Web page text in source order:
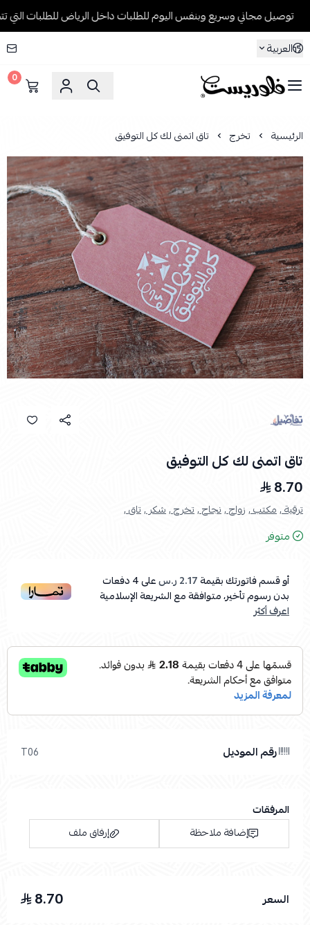
توصيل مجاني وسريع وبنفس اليوم للطلبات داخل الرياض للطلبات التي تتجاوز 199
العربية
فلوريست Florist
0
الرئيسية تخرج تاق اتمنى لك كل التوفيق
تاق اتمنى لك كل التوفيق
8.70
ترقية ,مكتب ,زواج ,نجاح ,تخرج ,شكر ,تاق ,
متوفر
أو قسم فاتورتك بقيمة2.17 ر.س على4دفعات
بدون رسوم تأخير، متوافقة مع الشريعة الإسلامية
اعرف أكثر
رقم الموديل T06
المرفقات
إضافة ملاحظة
إرفاق ملف
السعر 8.70